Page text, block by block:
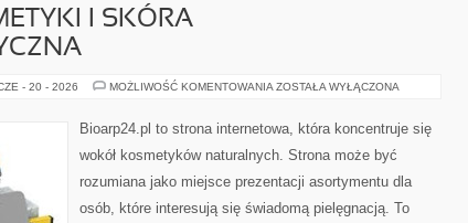
I SKÓRA
- 20 - 2026 MOŻLIWOŚĆ KOMENTOWANIA DERMOKOSMETYKI
PROBLEMATYCZNA
ZOSTAŁA WYŁĄCZONA
Bioarp24.pl to strona internetowa, która koncentruje się
wokół kosmetyków naturalnych. Strona może być
rozumiana jako miejsce prezentacji asortymentu dla
osób, które interesują się świadomą pielęgnacją. To